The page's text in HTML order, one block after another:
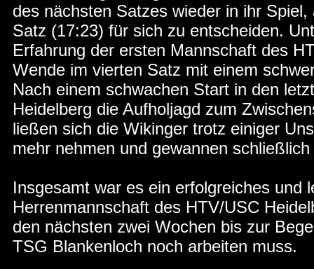
des nächsten Satzes wieder in ihr
Satz (17:23) für sich zu entscheiden.
Erfahrung der ersten Mannschaft des
Wende im vierten Satz mit einem
Nach einem schwachen Start in den
Heidelberg die Aufholjagd zum
ließen sich die Wikinger trotz einiger
mehr nehmen und gewannen
Insgesamt war es ein erfolgreiches und
Herrenmannschaft des HTV/USC
den nächsten zwei Wochen bis zur
TSG Blankenloch noch arbeiten muss.